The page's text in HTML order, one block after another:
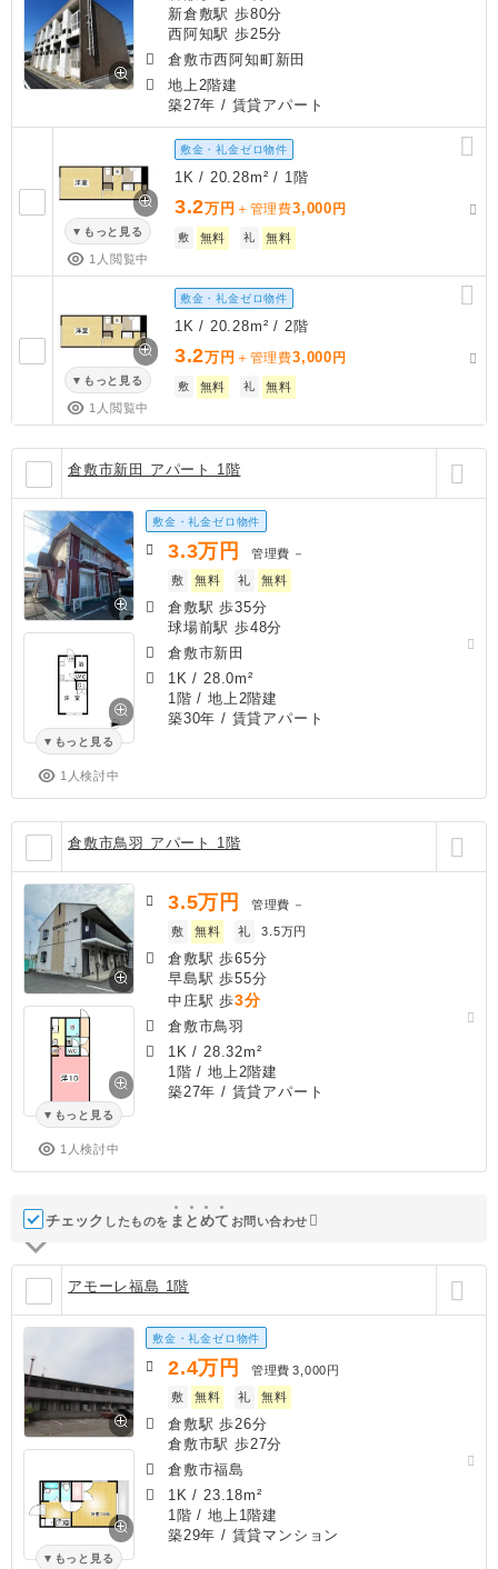
新倉敷駅 歩80分
西阿知駅 歩25分
倉敷市西阿知町新田
地上2階建
築27年 / 賃貸アパート
もっと見る
1人閲覧中
敷金・礼金ゼロ物件
1K / 20.28m² / 1階
3.2万円 ＋管理費3,000 円
敷 無料 礼 無料
もっと見る
1人閲覧中
敷金・礼金ゼロ物件
1K / 20.28m² / 2階
3.2万円 ＋管理費3,000 円
敷 無料 礼 無料
倉敷市新田 アパート 1階
もっと見る
1人検討中
敷金・礼金ゼロ物件
3.3万円 管理費 －
敷
無料 礼 無料
倉敷駅 歩35分
球場前駅 歩48分
倉敷市新田
1K / 28.0m²
1階 / 地上2階建
築30年 / 賃貸アパート
倉敷市鳥羽 アパート 1階
もっと見る
1人検討中
3.5万円 管理費 －
敷
無料 礼 3.5万円
倉敷駅 歩65分
早島駅 歩55分
中庄駅 歩3分
倉敷市鳥羽
1K / 28.32m²
1階 / 地上2階建
築27年 / 賃貸アパート
チェック したものを ま と めて お問い合わせ
アモーレ福島 1階
もっと見る
敷金・礼金ゼロ物件
2.4万円 管理費 3,000円
敷
無料 礼 無料
倉敷駅 歩26分
倉敷市駅 歩27分
倉敷市福島
1K / 23.18m²
1階 / 地上1階建
築29年 / 賃貸マンション